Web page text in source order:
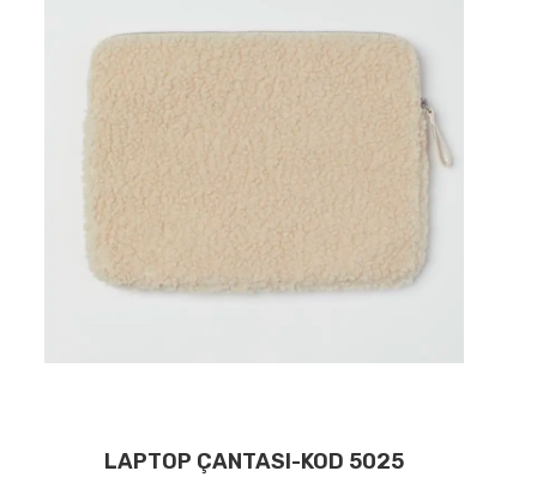
LAPTOP ÇANTASI-KOD 5025